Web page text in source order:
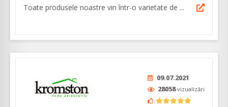
Toate produsele noastre vin într-o varietate de ...
09.07.2021
28058vizualizări